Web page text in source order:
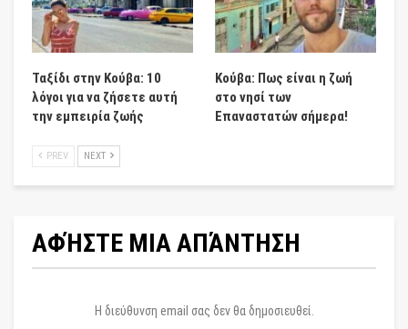
Ταξίδι στην Κούβα: 10
λόγοι για να ζήσετε αυτή
την εμπειρία ζωής
Κούβα: Πως είναι η ζωή
στο νησί των
Επαναστατών σήμερα!
PREV NEXT
ΑΦΉΣΤΕ ΜΙΑ ΑΠΆΝΤΗΣΗ
Η διεύθυνση email σας δεν θα δημοσιευθεί.